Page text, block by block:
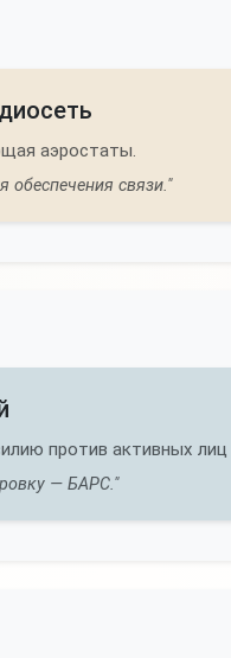
аэростаты.
связи."
против активных
— БАРС."